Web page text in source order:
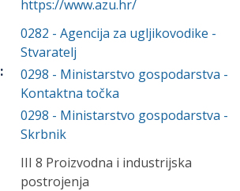
https://www.azu.hr/
:
0282 -Agencija za ugljikovodike -
Stvaratelj
0298 - Ministarstvo gospodarstva -
Kontaktna točka
0298 - Ministarstvo gospodarstva -
Skrbnik
III 8 Proizvodna i industrijska
postrojenja